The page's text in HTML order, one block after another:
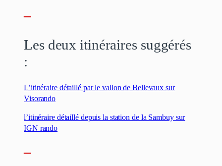
–
Les deux itinéraires suggérés
:
L’itinéraire détaillé par le vallon de Bellevaux sur
Visorando
l’itinéraire détaillé depuis la station de la Sambuy sur
IGN rando
–